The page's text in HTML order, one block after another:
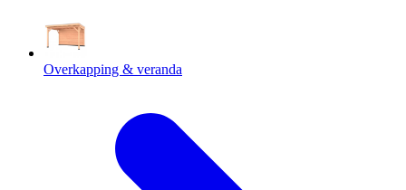
Overkapping & veranda